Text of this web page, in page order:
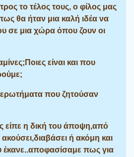
το τέλος τους, ο φίλος μας
θα ήταν μια καλή ιδέα να
σε μια χώρα όπου ζουν οι
είναι και που
που ζητούσαν
είπε η δική του άποψη,από
ή ακόμη και
έκανε..αποφασίσαμε πως για